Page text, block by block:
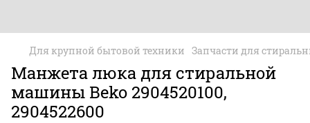
Для крупной бытовой техники Запчасти для
Манжета люка для стиральной
машины Beko 2904520100,
2904522600